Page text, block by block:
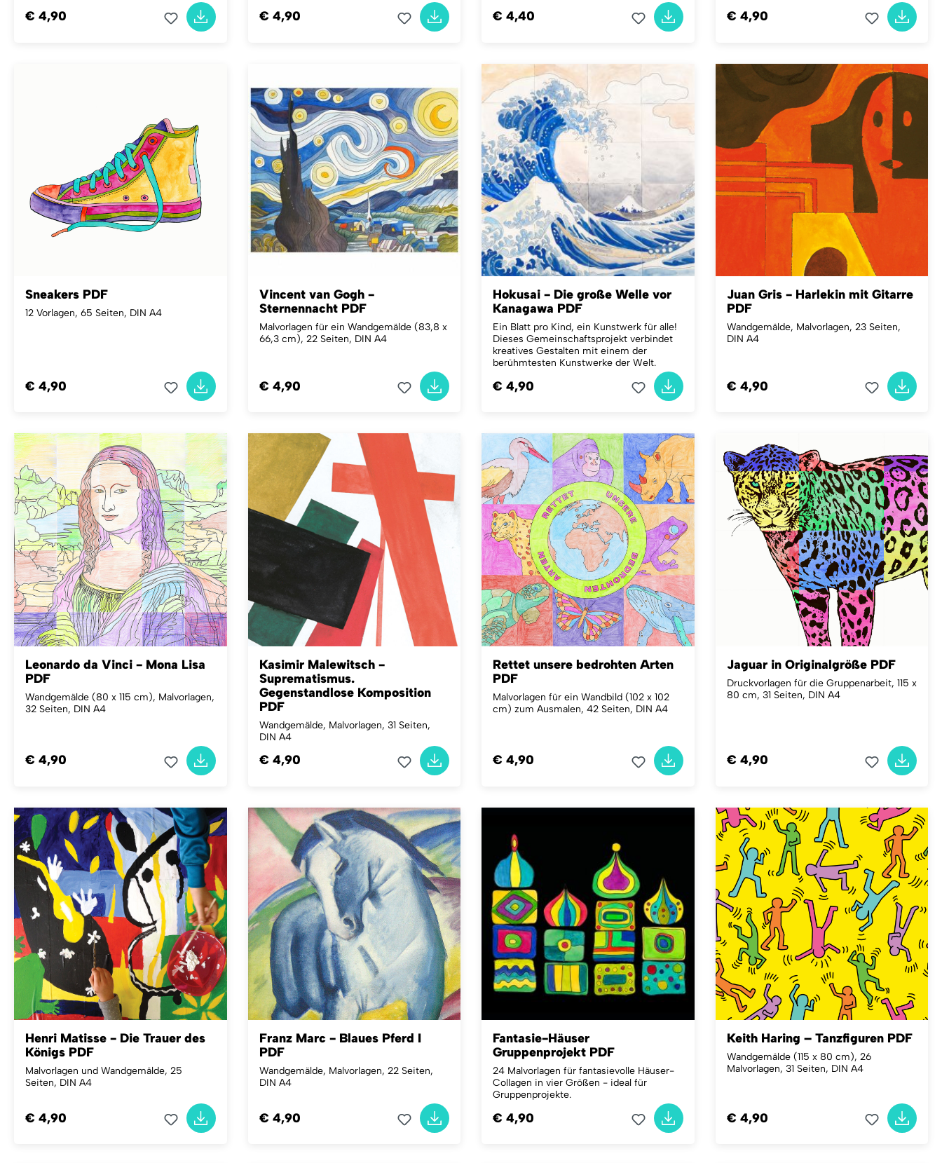
€ 4,90 € 4,90 € 4,40 € 4,90
Sneakers PDF
12 Vorlagen, 65 Seiten, DIN A4
€ 4,90
Vincent van Gogh -
Sternennacht PDF
Malvorlagen für ein Wandgemälde (83,8 x
66,3 cm), 22 Seiten, DIN A4
€ 4,90
Hokusai - Die große Welle vor
Kanagawa PDF
Ein Blatt pro Kind, ein Kunstwerk für alle!
Dieses Gemeinschaftsprojekt verbindet
kreatives Gestalten mit einem der
berühmtesten Kunstwerke der Welt.
€ 4,90
Juan Gris - Harlekin mit Gitarre
PDF
Wandgemälde, Malvorlagen, 23 Seiten,
DIN A4
€ 4,90
Leonardo da Vinci - Mona Lisa
PDF
Wandgemälde (80 x 115 cm), Malvorlagen,
32 Seiten, DIN A4
€ 4,90
Kasimir Malewitsch -
Suprematismus.
Gegenstandlose Komposition
PDF
Wandgemälde, Malvorlagen, 31 Seiten,
DIN A4
€ 4,90
Rettet unsere bedrohten Arten
PDF
Malvorlagen für ein Wandbild (102 x 102
cm) zum Ausmalen, 42 Seiten, DIN A4
€ 4,90
Jaguar in Originalgröße PDF
Druckvorlagen für die Gruppenarbeit, 115 x
80 cm, 31 Seiten, DIN A4
€ 4,90
Henri Matisse - Die Trauer des
Königs PDF
Malvorlagen und Wandgemälde, 25
Seiten, DIN A4
€ 4,90
Franz Marc - Blaues Pferd I
PDF
Wandgemälde, Malvorlagen, 22 Seiten,
DIN A4
€ 4,90
Fantasie-Häuser
Gruppenprojekt PDF
24 Malvorlagen für fantasievolle Häuser-
Collagen in vier Größen - ideal für
Gruppenprojekte.
€ 4,90
Keith Haring – Tanzfiguren PDF
Wandgemälde (115 x 80 cm), 26
Malvorlagen, 31 Seiten, DIN A4
€ 4,90